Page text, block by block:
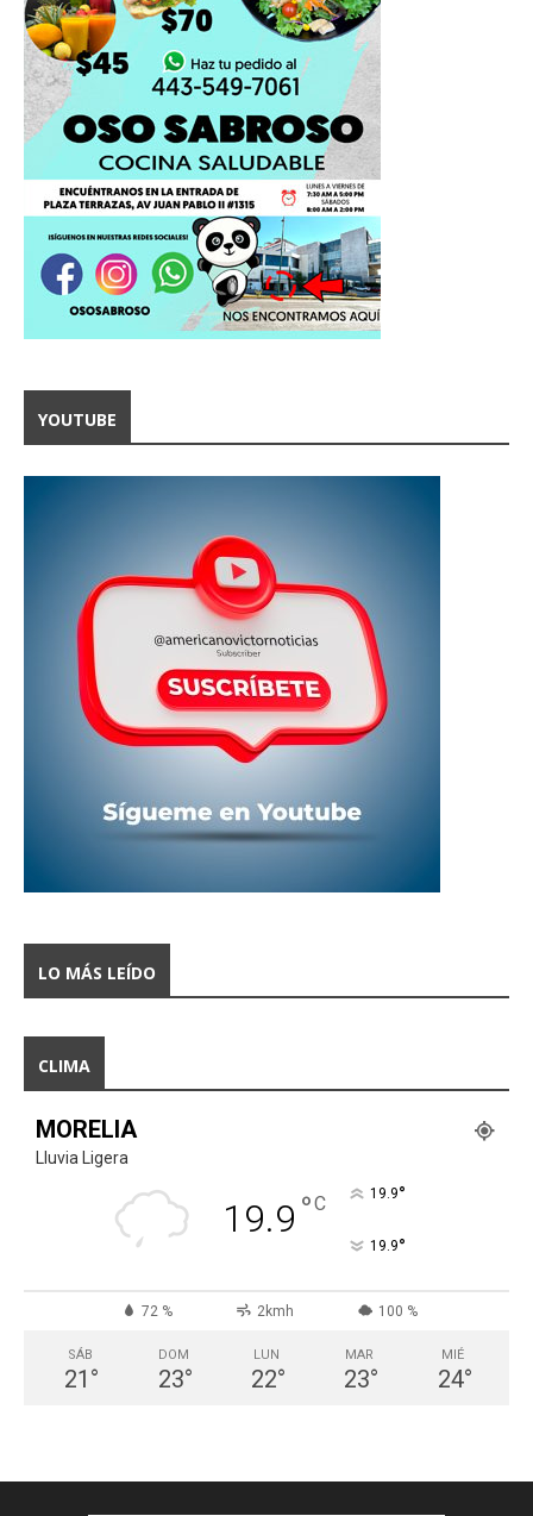
YOUTUBE
LO MÁS LEÍDO
CLIMA
MORELIA
Lluvia Ligera
19.9 °C 19.9°
19.9°
72 % 2kmh 100 %
SÁB
21 °
DOM
23°
LUN
22°
MAR
23°
MIÉ
24°